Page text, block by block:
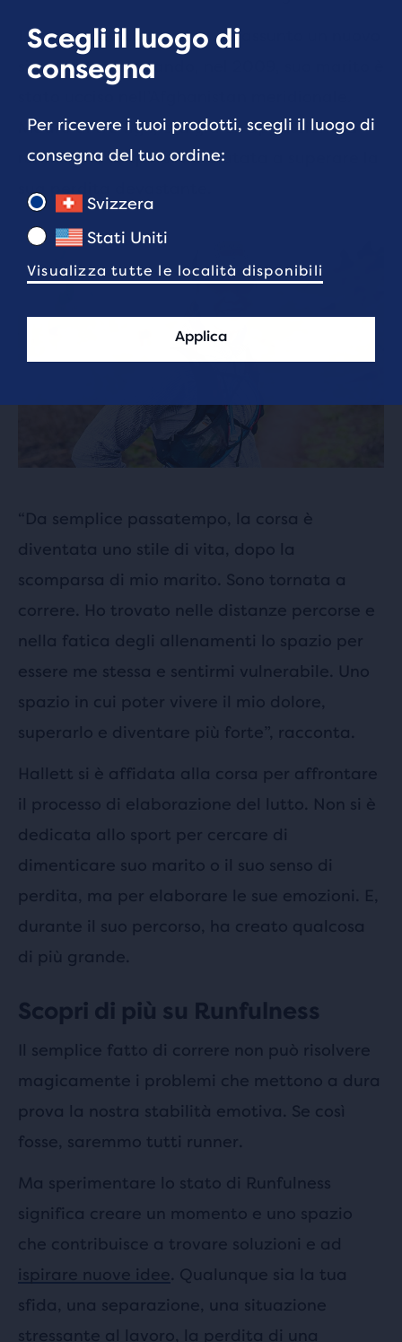
Lo sport, per Lisa Hallet, ha assunto un nuovo
significato da quando, nel 2009, suo marito è
Madre di tre figli, era già un’appassionata
runner, ma lo sport l’ha aiutata a superare la
sua perdita devastante.
“Da semplice passatempo, la corsa è
diventata uno stile di vita, dopo la
scomparsa di mio marito. Sono tornata a
correre. Ho trovato nelle distanze percorse e
nella fatica degli allenamenti lo spazio per
essere me stessa e sentirmi vulnerabile. Uno
spazio in cui poter vivere il mio dolore,
superarlo e diventare più forte”, racconta.
Hallett si è affidata alla corsa per affrontare
il processo di elaborazione del lutto. Non si è
dedicata allo sport per cercare di
dimenticare suo marito o il suo senso di
perdita, ma per elaborare le sue emozioni. E,
durante il suo percorso, ha creato qualcosa
di più grande.
Scopri di più su Runfulness
Il semplice fatto di correre non può risolvere
magicamente i problemi che mettono a dura
prova la nostra stabilità emotiva. Se così
fosse, saremmo tutti runner.
Ma sperimentare lo stato di Runfulness
significa creare un momento e uno spazio
che contribuisce a trovare soluzioni e ad
ispirare nuove idee. Qualunque sia la tua
sfida, una separazione, una situazione
stressante al lavoro, la perdita di una
Scegli il luogo di
consegna
Per ricevere i tuoi prodotti, scegli il luogo di
consegna del tuo ordine:
Svizzera
Stati Uniti
Visualizza tutte le località disponibili
Applica